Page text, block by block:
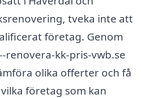
tveka inte att
företag. Genom
renovera-kk-pris-vwb.se
olika offerter och få
företag som kan